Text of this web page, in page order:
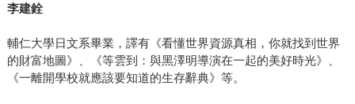
李建銓
輔仁大學日文系畢業，譯有《看懂世界資源真相，你就找到世界
的財富地圖》、《等雲到：與黑澤明導演在一起的美好時光》、
《一離開學校就應該要知道的生存辭典》等。